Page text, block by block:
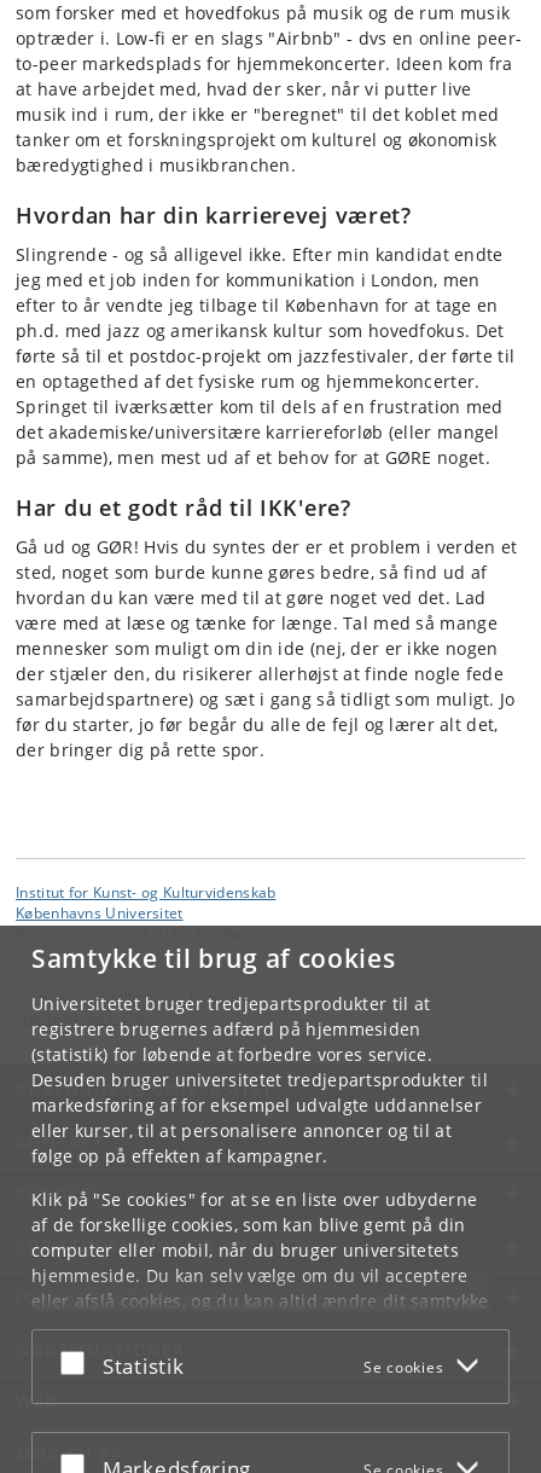
Samtykke til brug af cookies
Universitetet bruger tredjepartsprodukter til at
registrere brugernes adfærd på hjemmesiden
(statistik) for løbende at forbedre vores service.
Desuden bruger universitetet tredjepartsprodukter til
markedsføring af for eksempel udvalgte uddannelser
eller kurser, til at personalisere annoncer og til at
følge op på effekten af kampagner.
Klik på "Se cookies" for at se en liste over udbyderne
af de forskellige cookies, som kan blive gemt på din
computer eller mobil, når du bruger universitetets
hjemmeside. Du kan selv vælge om du vil acceptere
eller afslå cookies, og du kan altid ændre dit samtykke
underCookie- og privatlivspolitiksom du finder i
bunden af hver side.
Acceptér eller afslå
Statistik Se cookies
Acceptér eller afslå
som forsker med et hovedfokus på musik og de rum musik
optræder i. Low-fi er en slags "Airbnb" - dvs en online peer-
to-peer markedsplads for hjemmekoncerter. Ideen kom fra
at have arbejdet med, hvad der sker, når vi putter live
musik ind i rum, der ikke er "beregnet" til det koblet med
tanker om et forskningsprojekt om kulturel og økonomisk
bæredygtighed i musikbranchen.
Hvordan har din karrierevej været?
Slingrende - og så alligevel ikke. Efter min kandidat endte
jeg med et job inden for kommunikation i London, men
efter to år vendte jeg tilbage til København for at tage en
ph.d. med jazz og amerikansk kultur som hovedfokus. Det
førte så til et postdoc-projekt om jazzfestivaler, der førte til
en optagethed af det fysiske rum og hjemmekoncerter.
Springet til iværksætter kom til dels af en frustration med
det akademiske/universitære karriereforløb (eller mangel
på samme), men mest ud af et behov for at GØRE noget.
Har du et godt råd til IKK'ere?
Gå ud og GØR! Hvis du syntes der er et problem i verden et
sted, noget som burde kunne gøres bedre, så find ud af
hvordan du kan være med til at gøre noget ved det. Lad
være med at læse og tænke for længe. Tal med så mange
mennesker som muligt om din ide (nej, der er ikke nogen
der stjæler den, du risikerer allerhøjst at finde nogle fede
samarbejdspartnere) og sæt i gang så tidligt som muligt. Jo
før du starter, jo før begår du alle de fejl og lærer alt det,
der bringer dig på rette spor.
Institut for Kunst- og Kulturvidenskab
Københavns Universitet
Charlotte Isabella Aarre Jerne
KØBENHAVNS UNIVERSITET
KONTAKT
SERVICES
FOR STUDERENDE OG ANSATTE
JOB OG KARRIERE
NØDSITUATIONER
WEB
MØD KU PÅ